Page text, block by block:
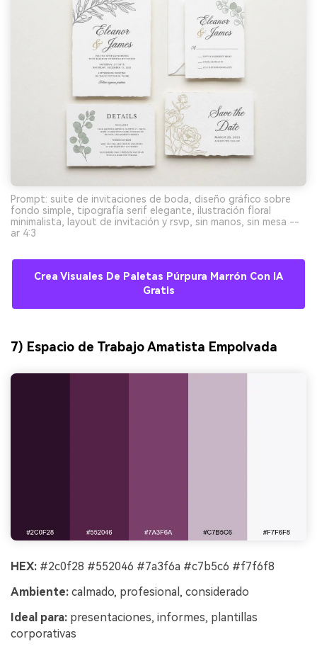
Prompt: suite de invitaciones de boda, diseño gráfico sobre
fondo simple, tipografía serif elegante, ilustración floral
minimalista, layout de invitación y rsvp, sin manos, sin mesa --
ar 4:3
Crea Visuales De Paletas Púrpura Marrón Con IA
Gratis
7) Espacio de Trabajo Amatista Empolvada
HEX: #2c0f28 #552046 #7a3f6a #c7b5c6 #f7f6f8
Ambiente: calmado, profesional, considerado
Ideal para: presentaciones, informes, plantillas
corporativas